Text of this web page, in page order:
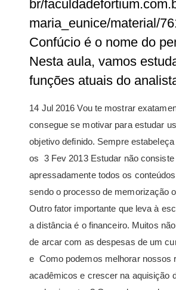
br/
maria_eunice/material/
Confúcio é o nome do
Nesta aula, vamos
funções atuais do
14 Jul 2016 Vou te mostrar
consegue se motivar para estudar
objetivo definido. Sempre
os 3 Fev 2013 Estudar não
apressadamente todos os
sendo o processo de memorização
Outro fator importante que leva à
a distância é o financeiro. Muitos
de arcar com as despesas de um
e Como podemos melhorar nossos
acadêmicos e crescer na aquisição